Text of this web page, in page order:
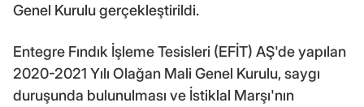
Genel Kurulu gerçekleştirildi.
Entegre Fındık İşleme Tesisleri (EFİT) AŞ'de yapılan
2020-2021 Yılı Olağan Mali Genel Kurulu, saygı
duruşunda bulunulması ve İstiklal Marşı'nın